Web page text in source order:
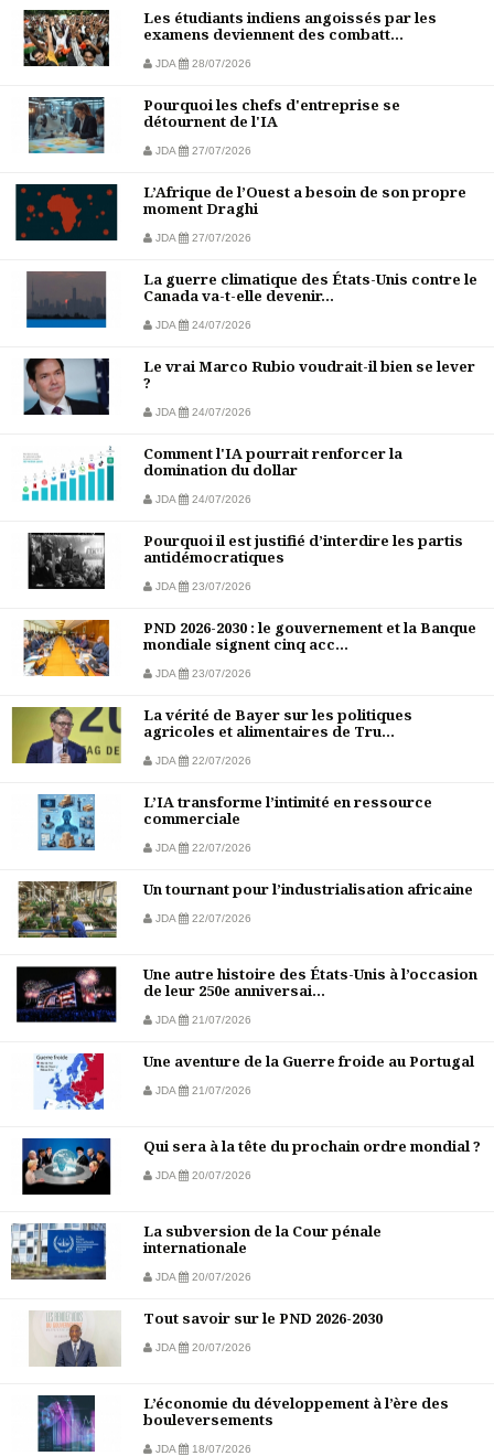
Les étudiants indiens angoissés par les
examens deviennent des combatt...
JDA 28/07/2026
Pourquoi les chefs d'entreprise se
détournent de l'IA
JDA 27/07/2026
L’Afrique de l’Ouest a besoin de son propre
moment Draghi
JDA 27/07/2026
La guerre climatique des États-Unis contre le
Canada va-t-elle devenir...
JDA 24/07/2026
Le vrai Marco Rubio voudrait-il bien se lever
?
JDA 24/07/2026
Comment l'IA pourrait renforcer la
domination du dollar
JDA 24/07/2026
Pourquoi il est justifié d’interdire les partis
antidémocratiques
JDA 23/07/2026
PND 2026-2030 : le gouvernement et la Banque
mondiale signent cinq acc...
JDA 23/07/2026
La vérité de Bayer sur les politiques
agricoles et alimentaires de Tru...
JDA 22/07/2026
L’IA transforme l’intimité en ressource
commerciale
JDA 22/07/2026
Un tournant pour l’industrialisation africaine
JDA 22/07/2026
Une autre histoire des États-Unis à l’occasion
de leur 250e anniversai...
JDA 21/07/2026
Une aventure de la Guerre froide au Portugal
JDA 21/07/2026
Qui sera à la tête du prochain ordre mondial ?
JDA 20/07/2026
La subversion de la Cour pénale
internationale
JDA 20/07/2026
Tout savoir sur le PND 2026-2030
JDA 20/07/2026
L’économie du développement à l’ère des
bouleversements
JDA 18/07/2026